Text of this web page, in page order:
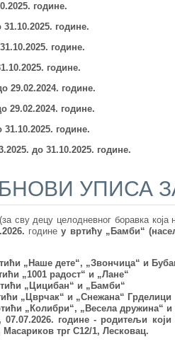
године.
31.10.2025. године.
године.
године.
29.02.2024. године.
29.02.2024. године.
31.10.2025. године.
до 31.10.2025. године.
УПИСА
сву децу целодневног боравка
годинеу вртићу „Бамби“
и „Наше дете“, „Звончица“ и
„1001 радост“ и „Лане“
и „ Цицибан“ и „ Бамби“
и „ Цврчак“ и „Снежана“ Грделици
и „ Колибри“, „Весела дружина“ и
07.07.2026. године - родитељи који
трг С12/1, Лесковац.